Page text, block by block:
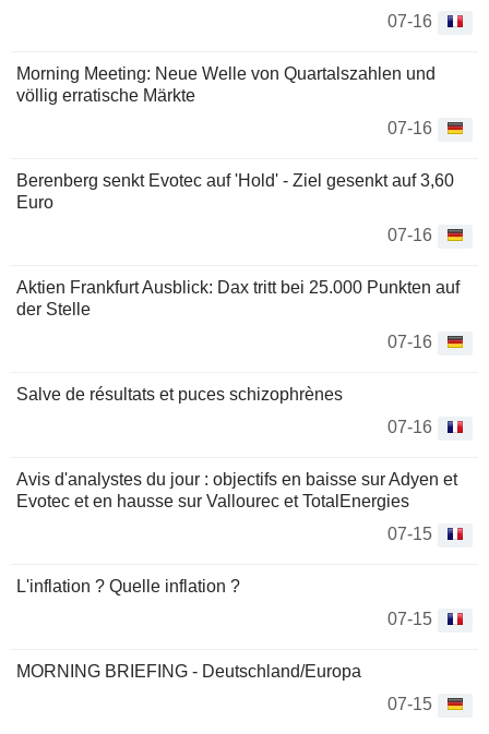
07-16
Morning Meeting: Neue Welle von Quartalszahlen und
völlig erratische Märkte
07-16
Berenberg senkt Evotec auf 'Hold' - Ziel gesenkt auf 3,60
Euro
07-16
Aktien Frankfurt Ausblick: Dax tritt bei 25.000 Punkten auf
der Stelle
07-16
Salve de résultats et puces schizophrènes
07-16
Avis d'analystes du jour : objectifs en baisse sur Adyen et
Evotec et en hausse sur Vallourec et TotalEnergies
07-15
L'inflation ? Quelle inflation ?
07-15
MORNING BRIEFING - Deutschland/Europa
07-15